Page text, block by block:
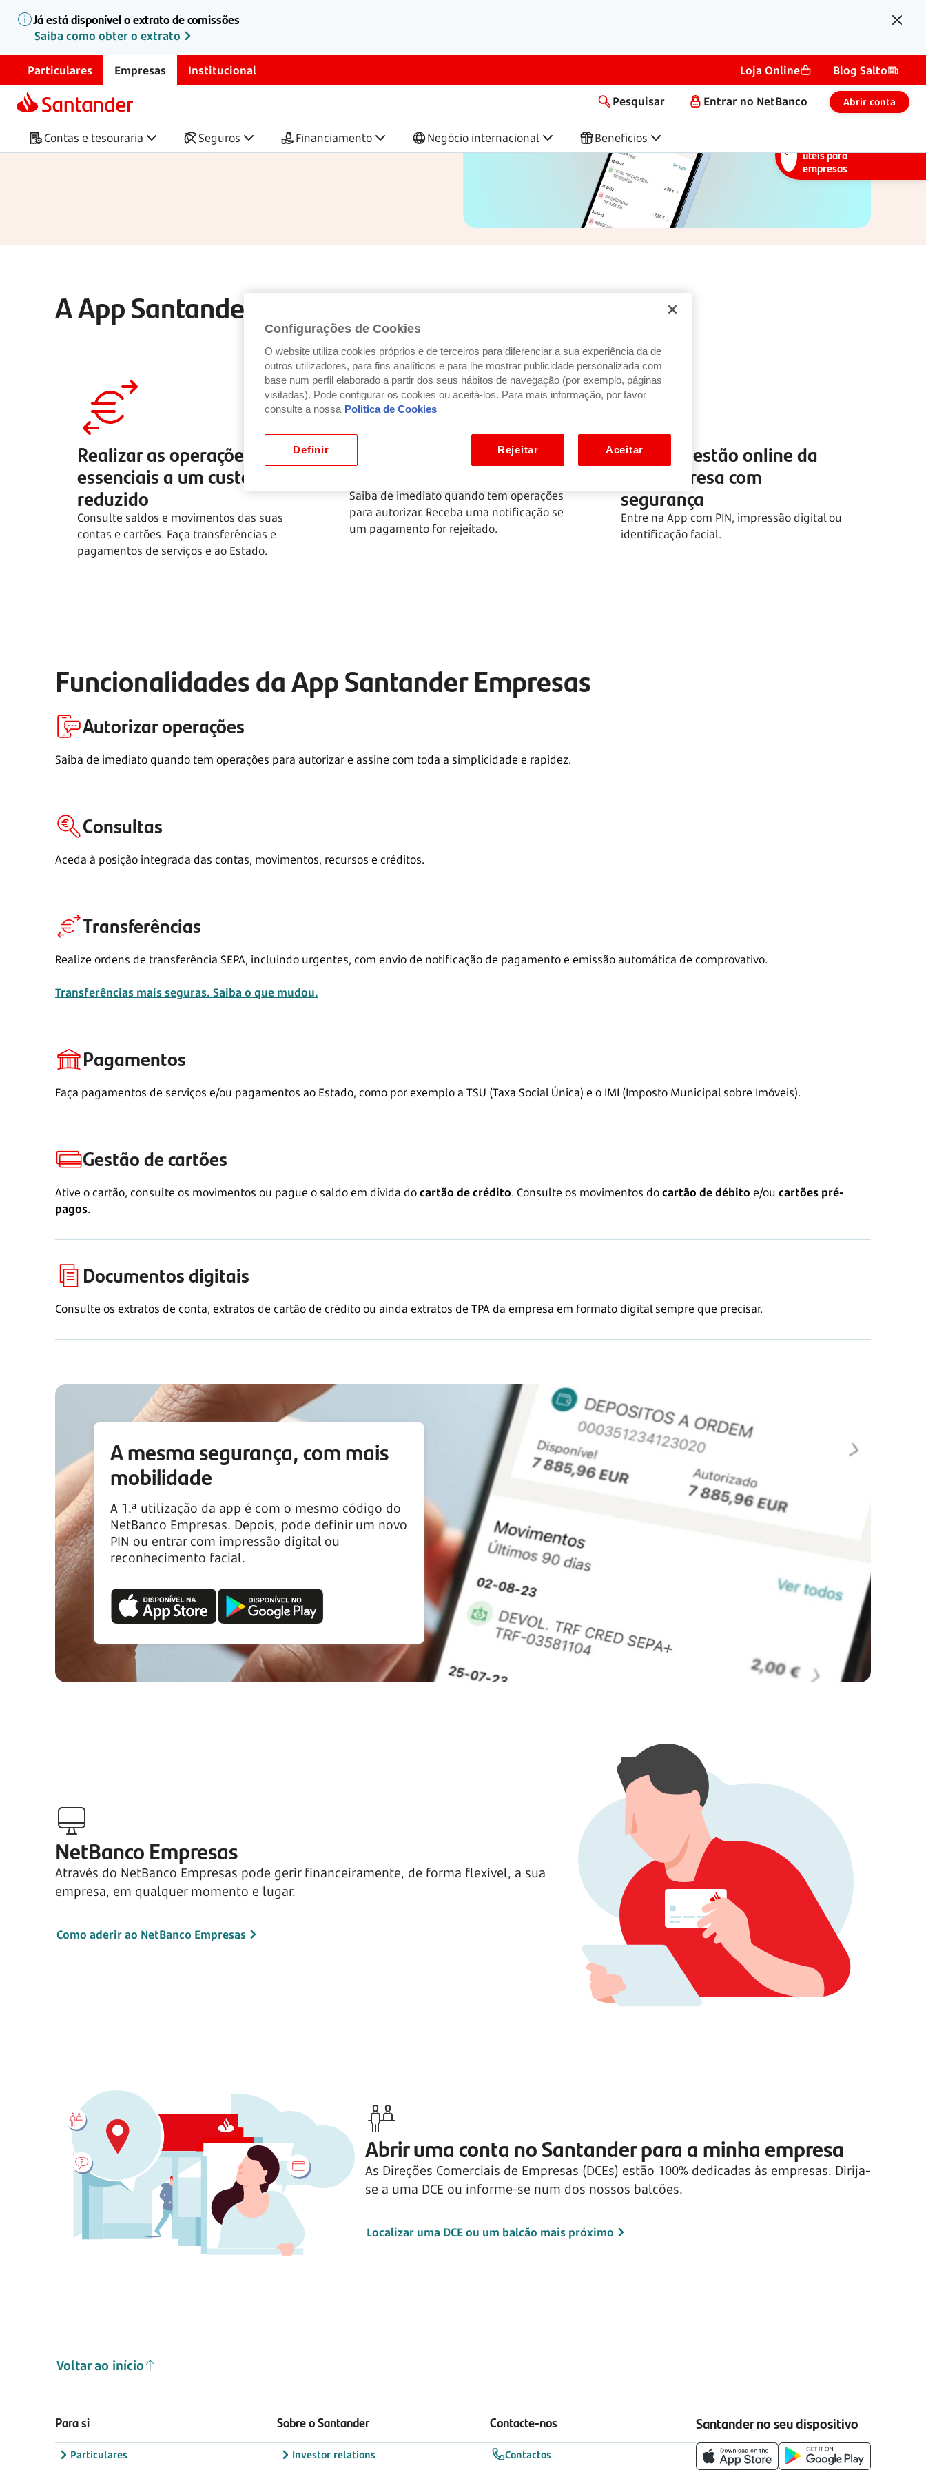
Já está disponível o extrato de comissões
Saiba como obter o extrato
Fechar
Particulares Empresas Institucional Loja Online Blog Salto
Pesquisar Entrar no NetBanco Abrir conta
Contas e tesouraria Seguros Financiamento Negócio internacional Benefícios
Início App Santander Empresas
App Santander Empresas
A gestão das contas da sua empresa onde quiser e
sempre que precisar, com segurança.
A App Santander Empresas pode ajudar a...
Realizar as operações
essenciais a um custo
reduzido
Consulte saldos e movimentos das suas
contas e cartões. Faça transferências e
pagamentos de serviços e ao Estado.
Autorizar operações e
verificar pagamentos
Saiba de imediato quando tem operações
para autorizar. Receba uma notificação se
um pagamento for rejeitado.
Fazer a gestão online da
sua empresa com
segurança
Entre na App com PIN, impressão digital ou
identificação facial.
Funcionalidades da App Santander Empresas
Autorizar operações
Saiba de imediato quando tem operações para autorizar e assine com toda a simplicidade e rapidez.
Consultas
Aceda à posição integrada das contas, movimentos, recursos e créditos.
Transferências
Realize ordens de transferência SEPA, incluindo urgentes, com envio de notificação de pagamento e emissão automática de comprovativo.
Transferências mais seguras. Saiba o que mudou.
Pagamentos
Faça pagamentos de serviços e/ou pagamentos ao Estado, como por exemplo a TSU (Taxa Social Única) e o IMI (Imposto Municipal sobre Imóveis).
Gestão de cartões
Ative o cartão, consulte os movimentos ou pague o saldo em dívida docartão de crédito. Consulte os movimentos docartão de débito e/ou cartões pré-
pagos.
Documentos digitais
Consulte os extratos de conta, extratos de cartão de crédito ou ainda extratos de TPA da empresa em formato digital sempre que precisar.
A mesma segurança, com mais
mobilidade
A 1.ª utilização da app é com o mesmo código do
NetBanco Empresas. Depois, pode definir um novo
PIN ou entrar com impressão digital ou
reconhecimento facial.
NetBanco Empresas
Através do NetBanco Empresas pode gerir financeiramente, de forma flexivel, a sua
empresa, em qualquer momento e lugar.
Como aderir ao NetBanco Empresas
Abrir uma conta no Santander para a minha empresa
As Direções Comerciais de Empresas (DCEs) estão 100% dedicadas às empresas. Dirija-
se a uma DCE ou informe-se num dos nossos balcões.
Localizar uma DCE ou um balcão mais próximo
úteis para
empresas
Voltar ao início
Para si
Particulares
Sobre o Santander
Investor relations
Contacte-nos
Contactos
Santander no seu dispositivo
Configurações de Cookies
O website utiliza cookies próprios e de terceiros para diferenciar a sua experiência da de
outros utilizadores, para fins analíticos e para lhe mostrar publicidade personalizada com
base num perfil elaborado a partir dos seus hábitos de navegação (por exemplo, páginas
visitadas). Pode configurar os cookies ou aceitá-los. Para mais informação, por favor
consulte a nossa Politica de Cookies
Definir Rejeitar Aceitar